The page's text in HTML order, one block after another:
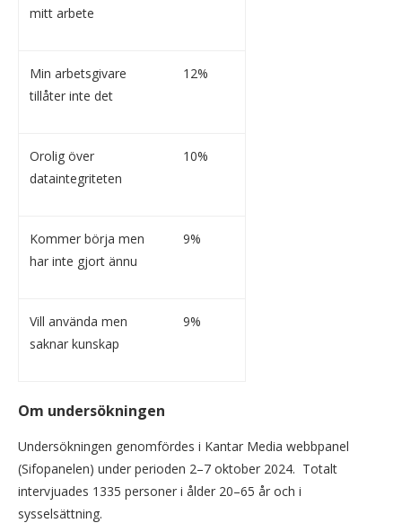
mitt arbete
Min arbetsgivare
tillåter inte det
12%
Orolig över
dataintegriteten
10%
Kommer börja men
har inte gjort ännu
9%
Vill använda men
saknar kunskap
9%
Om undersökningen
Undersökningen genomfördes i Kantar Media webbpanel
(Sifopanelen) under perioden 2–7 oktober 2024. Totalt
intervjuades 1335 personer i ålder 20–65 år och i
sysselsättning.